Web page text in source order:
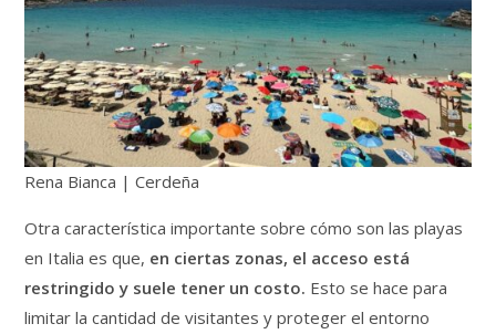
Rena Bianca | Cerdeña
Otra característica importante sobre cómo son las playas
en Italia es que, en ciertas zonas, el acceso está
restringido y suele tener un costo. Esto se hace para
limitar la cantidad de visitantes y proteger el entorno